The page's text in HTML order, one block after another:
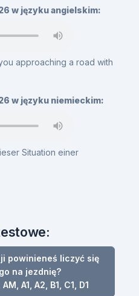
w języku angielskim:
approaching a road with
w języku niemieckim:
Situation einer
powinieneś liczyć się
na jezdnię?
A1, A2, B1, C1, D1